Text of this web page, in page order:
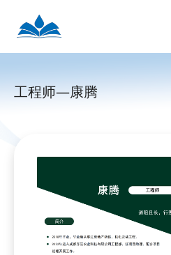
工程师—康腾